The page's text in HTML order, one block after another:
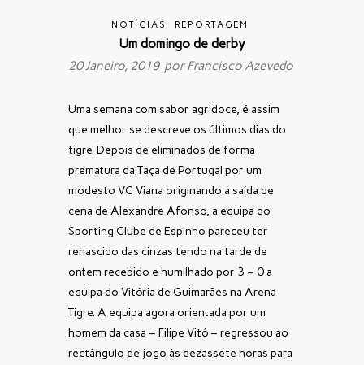
NOTÍCIAS REPORTAGEM
Um domingo de derby
20 Janeiro, 2019 porFrancisco Azevedo
Uma semana com sabor agridoce, é assim
que melhor se descreve os últimos dias do
tigre. Depois de eliminados de forma
prematura da Taça de Portugal por um
modesto VC Viana originando a saída de
cena de Alexandre Afonso, a equipa do
Sporting Clube de Espinho pareceu ter
renascido das cinzas tendo na tarde de
ontem recebido e humilhado por 3 – 0 a
equipa do Vitória de Guimarães na Arena
Tigre. A equipa agora orientada por um
homem da casa – Filipe Vitó – regressou ao
rectângulo de jogo às dezassete horas para